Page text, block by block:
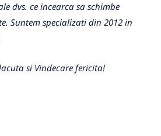
dvs. ce incearca sa schimbe
Suntem specializati din 2012 in
si Vindecare fericita!